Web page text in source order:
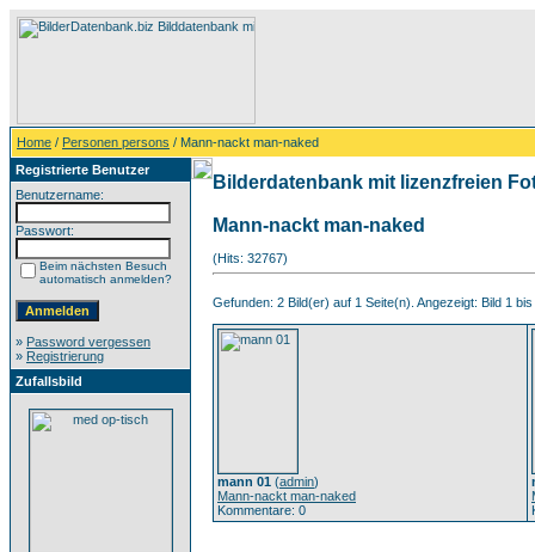
Home / Personen persons / Mann-nackt man-naked
Registrierte Benutzer
Benutzername:
Passwort:
Beim nächsten Besuch
automatisch anmelden?
» Password vergessen
» Registrierung
Zufallsbild
Bilderdatenbank mit lizenzfreien
Mann-nackt man-naked
(Hits: 32767)
Gefunden: 2 Bild(er) auf 1 Seite(n). Angezeigt: Bild 1 bis
mann 01 (admin)
Mann-nackt man-naked
Kommentare: 0